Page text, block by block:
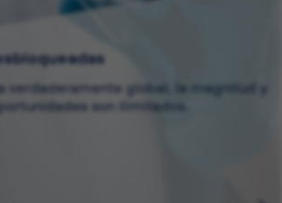
verdaderamente global, la magnitud y
son ilimitados.